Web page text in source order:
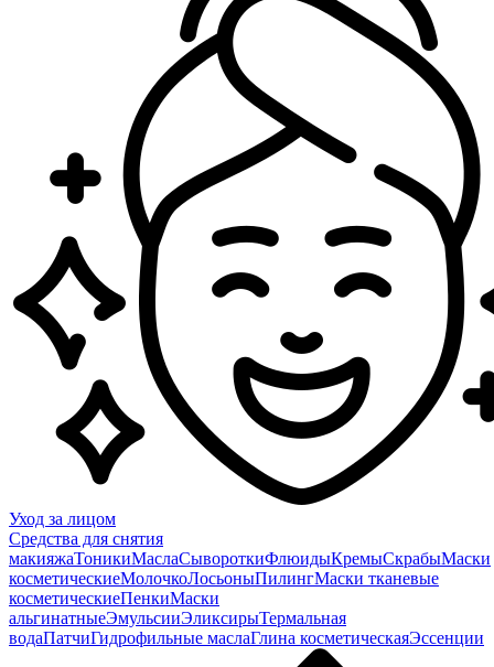
Уход за лицом
Средства для снятия
макияжаТоникиМаслаСывороткиФлюидыКремыСкрабыМаски
косметическиеМолочкоЛосьоныПилингМаски тканевые
косметическиеПенкиМаски
альгинатныеЭмульсииЭликсирыТермальная
водаПатчиГидрофильные маслаГлина косметическаяЭссенции